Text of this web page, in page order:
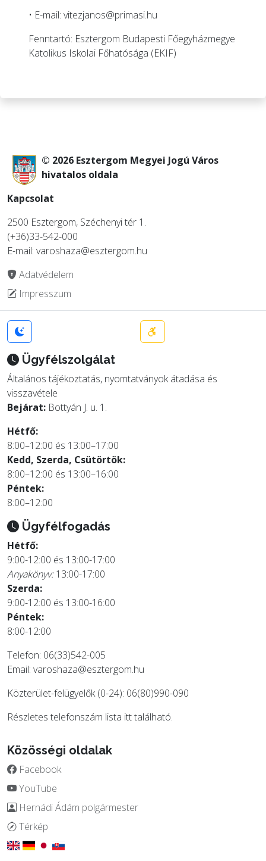
• E-mail: vitezjanos@primasi.hu
Fenntartó: Esztergom Budapesti Főegyházmegye
Katolikus Iskolai Főhatósága (EKIF)
© 2026 Esztergom Megyei Jogú Város
hivatalos oldala
Kapcsolat
2500 Esztergom, Széchenyi tér 1.
(+36)33-542-000
E-mail: varoshaza@esztergom.hu
Adatvédelem
Impresszum
Ügyfélszolgálat
Általános tájékoztatás, nyomtatványok átadása és
visszavétele
Bejárat: Bottyán J. u. 1.
Hétfő:
8:00–12:00 és 13:00–17:00
Kedd, Szerda, Csütörtök:
8:00–12:00 és 13:00–16:00
Péntek:
8:00–12:00
Ügyfélfogadás
Hétfő:
9:00-12:00 és 13:00-17:00
Anyakönyv:13:00-17:00
Szerda:
9:00-12:00 és 13:00-16:00
Péntek:
8:00-12:00
Telefon: 06(33)542-005
Email: varoshaza@esztergom.hu
Közterület-felügyelők (0-24): 06(80)990-090
Részletes telefonszám lista itttalálható.
Közösségi oldalak
Facebook
YouTube
Hernádi Ádám polgármester
Térkép